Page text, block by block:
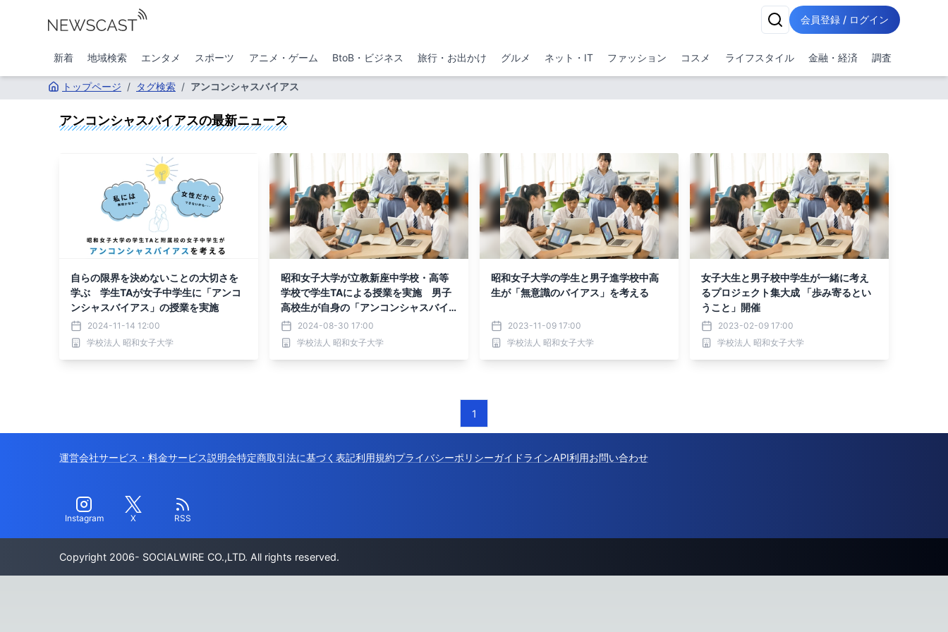
会員登録 / ログイン
新着 地域検索 エンタメ スポーツ アニメ・ゲーム BtoB・ビジネス 旅行・お出かけ グルメ ネット・IT ファッション コスメ ライフスタイル 金融・経済 調査
トップページ / タグ検索 / アンコンシャスバイアス
アンコンシャスバイアスの最新ニュース
自らの限界を決めないことの大切さを
学ぶ 学生TAが女子中学生に「アンコ
ンシャスバイアス」の授業を実施
2024-11-14 12:00
学校法人 昭和女子大学
昭和女子大学が立教新座中学校・高等
学校で学生TAによる授業を実施 男子
高校生が自身の「アンコンシャスバイ
アス」に気づき、他者との関わり方を
学ぶ
2024-08-30 17:00
学校法人 昭和女子大学
昭和女子大学の学生と男子進学校中高
生が「無意識のバイアス」を考える
2023-11-09 17:00
学校法人 昭和女子大学
女子大生と男子校中学生が一緒に考え
るプロジェクト集大成 「歩み寄るとい
うこと」開催
2023-02-09 17:00
学校法人 昭和女子大学
1
運営会社サービス・料金サービス説明会特定商取引法に基づく表記利用規約プライバシーポリシーガイドラインAPI利用お問い合わせ
Instagram X RSS
Copyright 2006- SOCIALWIRE CO.,LTD. All rights reserved.